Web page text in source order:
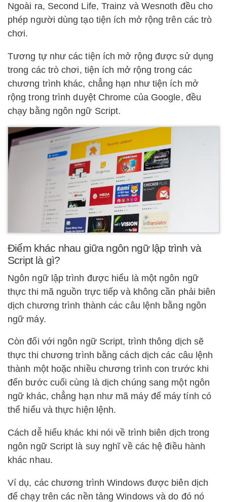
Ngoài ra, Second Life, Trainz và Wesnoth đều cho
phép người dùng tạo tiện ích mở rộng trên các trò
chơi.
Tương tự như các tiện ích mở rộng được sử dụng
trong các trò chơi, tiện ích mở rộng trong các
chương trình khác, chẳng hạn như tiện ích mở
rộng trong trình duyệt Chrome của Google, đều
chạy bằng ngôn ngữ Script.
Điểm khác nhau giữa ngôn ngữ lập trình và
Script là gì?
Ngôn ngữ lập trình được hiểu là một ngôn ngữ
thực thi mã nguồn trực tiếp và không cần phải biên
dịch chương trình thành các câu lệnh bằng ngôn
ngữ máy.
Còn đối với ngôn ngữ Script, trình thông dịch sẽ
thực thi chương trình bằng cách dịch các câu lệnh
thành một hoặc nhiều chương trình con trước khi
đến bước cuối cùng là dịch chúng sang một ngôn
ngữ khác, chẳng hạn như mã máy để máy tính có
thể hiểu và thực hiện lệnh.
Cách dễ hiểu khác khi nói về trình biên dịch trong
ngôn ngữ Script là suy nghĩ về các hệ điều hành
khác nhau.
Ví dụ, các chương trình Windows được biên dịch
để chạy trên các nền tảng Windows và do đó nó